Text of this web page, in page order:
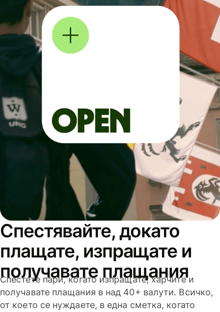
Спестявайте, докато
плащате, изпращате и
получавате плащания
Спестете пари, когато изпращате, харчите и
получавате плащания в над 40+ валути. Всичко,
от което се нуждаете, в една сметка, когато